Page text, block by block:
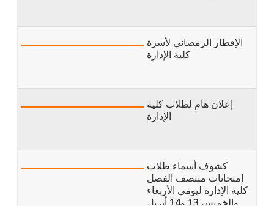
الإفطار الرمضاني لأسرة
كلية الإدارة
إعلان هام لطلاب كلية
الإدارة
كشوف أسماء طلاب
إمتحانات منتصف الفصل
كلية الإدارة ليومي الأربعاء
والخميس 13 و14 أبريل